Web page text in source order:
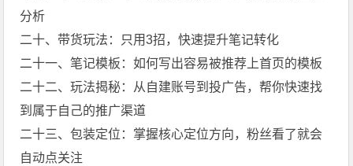
分析
二十、带货玩法：只用3招，快速提升笔记转化
二十一、笔记模板：如何写出容易被推荐上首页的模板
二十二、玩法揭秘：从自建账号到投广告，帮你快速找
到属于自己的推广渠道
二十三、包装定位：掌握核心定位方向，粉丝看了就会
自动点关注